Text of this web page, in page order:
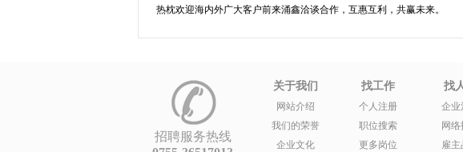
热枕欢迎海内外广大客户前来涌鑫洽谈合作，互惠互利，共赢未来。
招聘服务热线
关于我们
网站介绍
我们的荣誉
企业文化
找工作
个人注册
职位搜索
更多岗位
找
企业
网
雇主